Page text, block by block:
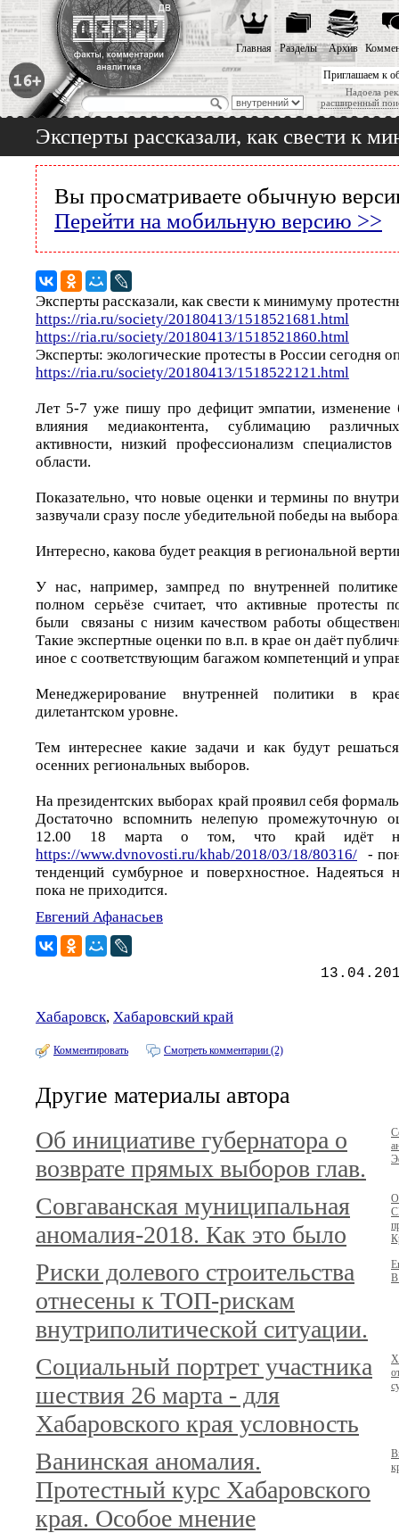
Приглашаем к
Надоела
расширенный
Главная Разделы Архив
Эксперты рассказали, как свести к
Вы просматриваете обычную
Перейти на мобильную версию >>
Эксперты рассказали, как свести к минимуму
https://ria.ru/society/20180413/1518521681.html
https://ria.ru/society/20180413/1518521860.html
Эксперты: экологические протесты в России сегодня
https://ria.ru/society/20180413/1518522121.html
Лет 5-7 уже пишу про дефицит эмпатии, изменение
влияния медиаконтента, сублимацию
активности, низкий профессионализм
области.
Показательно, что новые оценки и термины по
зазвучали сразу после убедительной победы на
Интересно, какова будет реакция в региональной
У нас, например, зампред по внутренней
полном серьёзе считает, что активные протесты
были связаны с низим качеством работы
Такие экспертные оценки по в.п. в крае он даёт
иное с соответствующим багажом компетенций и
Менеджерирование внутренней политики в
дилетантском уровне.
Тем интереснее какие задачи и как будут
осенних региональных выборов.
На президентских выборах край проявил себя
Достаточно вспомнить нелепую промежуточную
12.00 18 марта о том, что край идёт
https://www.dvnovosti.ru/khab/2018/03/18/80316/ -
тенденций сумбурное и поверхностное. Надеяться
пока не приходится.
Евгений Афанасьев
Хабаровск, Хабаровский край
Комментировать Смотреть комментарии (2)
Другие материалы автора
Об инициативе губернатора о
возврате прямых выборов глав.
Совгаванская муниципальная
аномалия-2018. Как это было
Риски долевого строительства
отнесены к ТОП-рискам
внутриполитической ситуации.
Социальный портрет участника
шествия 26 марта - для
Хабаровского края условность
Ванинская аномалия.
Протестный курс Хабаровского
края. Особое мнение